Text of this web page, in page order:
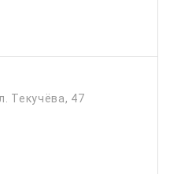
Текучёва, 47